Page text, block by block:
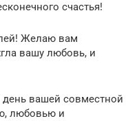
счастья!
Желаю вам
вашу любовь, и
вашей совместной
любовью и